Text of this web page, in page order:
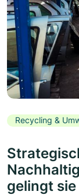
Recycling &
gelingt